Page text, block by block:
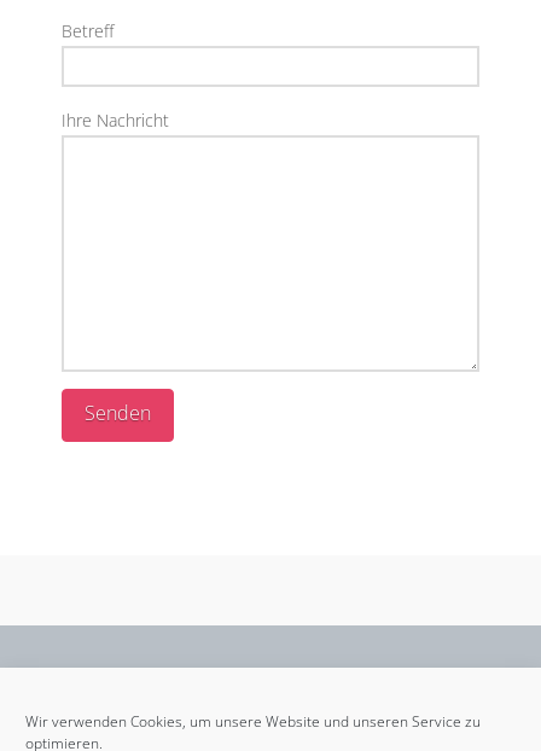
Wir verwenden Cookies, um unsere Website und unseren Service zu
optimieren.
Betreff
Ihre Nachricht